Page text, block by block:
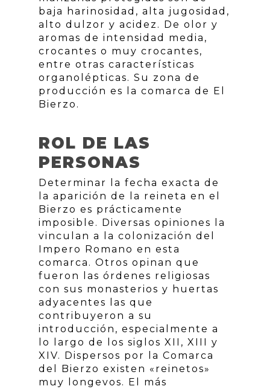
baja harinosidad, alta jugosidad,
alto dulzor y acidez. De olor y
aromas de intensidad media,
crocantes o muy crocantes,
entre otras características
organolépticas. Su zona de
producción es la comarca de El
Bierzo.
ROL DE LAS
PERSONAS
Determinar la fecha exacta de
la aparición de la reineta en el
Bierzo es prácticamente
imposible. Diversas opiniones la
vinculan a la colonización del
Impero Romano en esta
comarca. Otros opinan que
fueron las órdenes religiosas
con sus monasterios y huertas
adyacentes las que
contribuyeron a su
introducción, especialmente a
lo largo de los siglos XII, XIII y
XIV. Dispersos por la Comarca
del Bierzo existen «reinetos»
muy longevos. El más